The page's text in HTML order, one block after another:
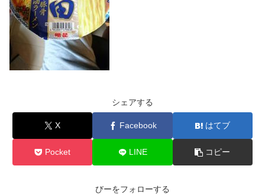
シェアする
X Facebook はてブ
Pocket LINE コピー
びーをフォローする